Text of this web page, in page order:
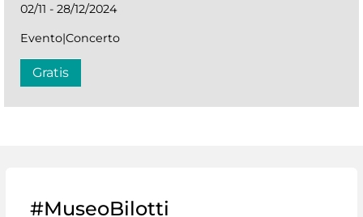
02/11 - 28/12/2024
Evento|Concerto
Gratis
#MuseoBilotti